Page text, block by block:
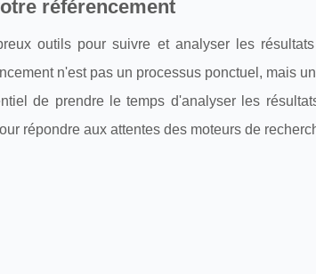
référencement
outils pour suivre et analyser les
n'est pas un processus ponctuel, mais
de prendre le temps d'analyser les
répondre aux attentes des moteurs de